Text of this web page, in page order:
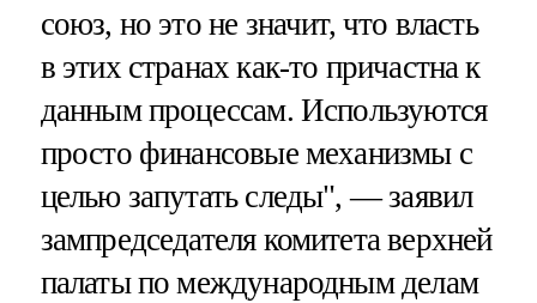
союз, но это не значит, что власть
в этих странах как-то причастна к
данным процессам. Используются
просто финансовые механизмы с
целью запутать следы", — заявил
зампредседателя комитета верхней
палаты по международным делам